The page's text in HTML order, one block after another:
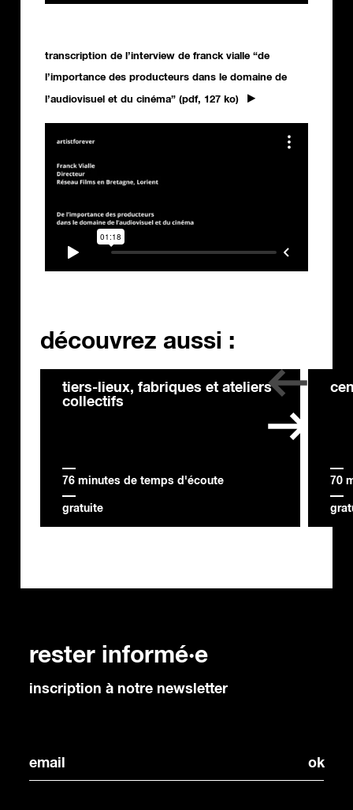
transcription de l’interview de franck vialle “de
l’importance des producteurs dans le domaine de
l’audiovisuel et du cinéma” (pdf, 127 ko)
découvrez aussi :
tiers-lieux, fabriques et ateliers
collectifs
76 minutes de temps d'écoute
gratuite
70
rester informé·e
inscription à notre newsletter